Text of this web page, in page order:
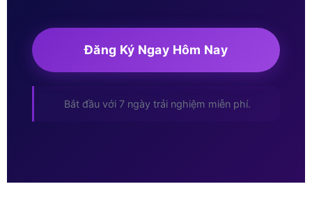
Đăng Ký Ngay Hôm Nay
Bắt đầu với 7 ngày trải nghiệm miễn phí.